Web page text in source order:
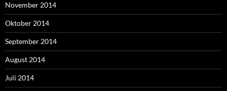
November 2014
Oktober 2014
September 2014
August 2014
Juli 2014